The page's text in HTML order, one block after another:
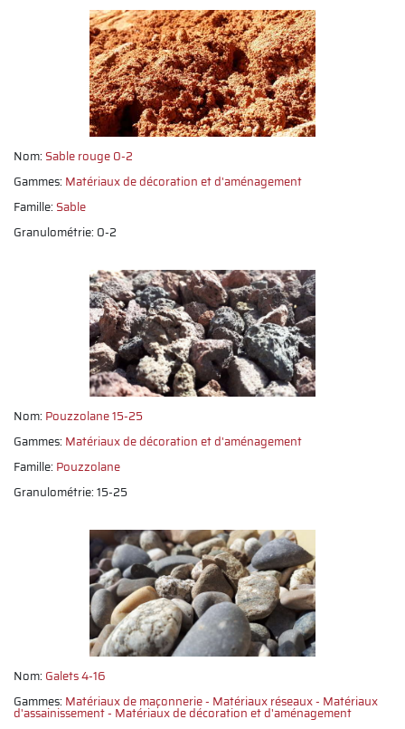
Nom: Sable rouge 0-2
Gammes: Matériaux de décoration et d'aménagement
Famille: Sable
Granulométrie: 0-2
Nom: Pouzzolane 15-25
Gammes: Matériaux de décoration et d'aménagement
Famille: Pouzzolane
Granulométrie: 15-25
Nom: Galets 4-16
Gammes: Matériaux de maçonnerie Matériaux réseaux Matériaux
d'assainissement
Matériaux de décoration et d'aménagement